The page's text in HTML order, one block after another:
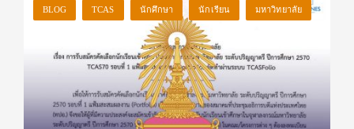
BLOG TCAS นักศึกษา นักเรียน มหาวิทยาลัย